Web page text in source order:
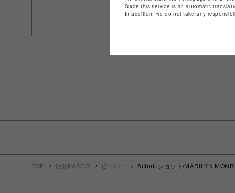
ショ
TOP 池袋PARCO ビーバー Schott/ショット/MARILYN
Since this service is an automatic
In addition, we do not take any